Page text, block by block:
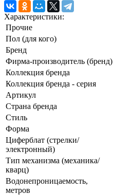
Характеристики:
Прочие
Пол (для кого)
Бренд
Фирма-производитель (бренд)
Коллекция бренда
Коллекция бренда - серия
Артикул
Страна бренда
Стиль
Форма
Циферблат (стрелки/
электронный)
Тип механизма (механика/
кварц)
Водонепроницаемость,
метров